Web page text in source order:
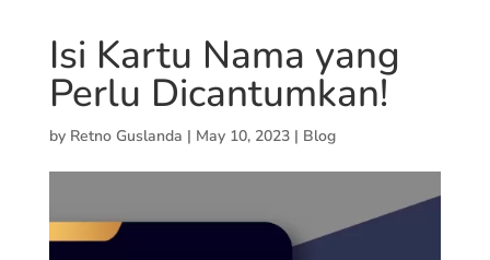
Isi Kartu Nama yang
Perlu Dicantumkan!
by Retno Guslanda | May 10, 2023| Blog